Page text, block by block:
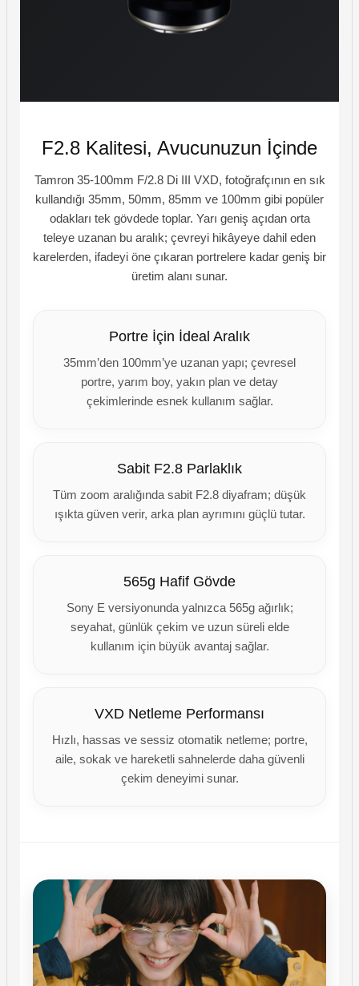
F2.8 Kalitesi, Avucunuzun İçinde
Tamron 35-100mm F/2.8 Di III VXD, fotoğrafçının en sık
kullandığı 35mm, 50mm, 85mm ve 100mm gibi popüler
odakları tek gövdede toplar. Yarı geniş açıdan orta
teleye uzanan bu aralık; çevreyi hikâyeye dahil eden
karelerden, ifadeyi öne çıkaran portrelere kadar geniş bir
üretim alanı sunar.
Portre İçin İdeal Aralık
35mm’den 100mm’ye uzanan yapı; çevresel
portre, yarım boy, yakın plan ve detay
çekimlerinde esnek kullanım sağlar.
Sabit F2.8 Parlaklık
Tüm zoom aralığında sabit F2.8 diyafram; düşük
ışıkta güven verir, arka plan ayrımını güçlü tutar.
565g Hafif Gövde
Sony E versiyonunda yalnızca 565g ağırlık;
seyahat, günlük çekim ve uzun süreli elde
kullanım için büyük avantaj sağlar.
VXD Netleme Performansı
Hızlı, hassas ve sessiz otomatik netleme; portre,
aile, sokak ve hareketli sahnelerde daha güvenli
çekim deneyimi sunar.